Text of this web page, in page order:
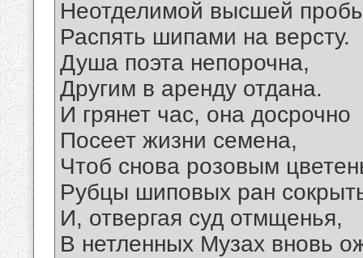
Неотделимой высшей
Распять шипами на версту.
Душа поэта непорочна,
Другим в аренду отдана.
И грянет час, она досрочно
Посеет жизни семена,
Чтоб снова розовым
Рубцы шиповых ран
И, отвергая суд отмщенья,
В нетленных Музах вновь